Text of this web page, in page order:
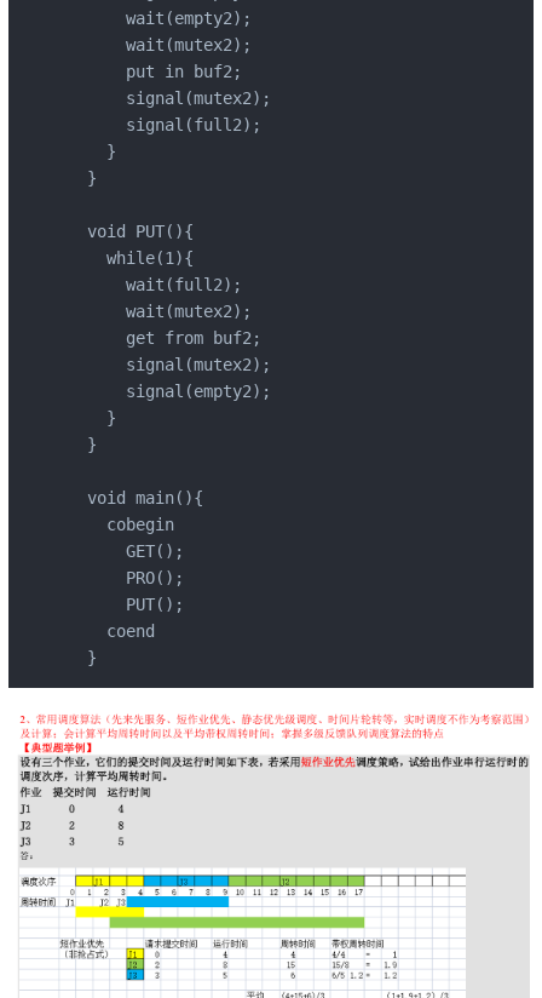
      wait(empty2);
      wait(mutex2);
      put in buf2;
      signal(mutex2);
      signal(full2);
    }
  }
  void PUT(){
    while(1){
      wait(full2);
      wait(mutex2);
      get from buf2;
      signal(mutex2);
      signal(empty2);
    }
  }
  void main(){
    cobegin
      GET();
      PRO();
      PUT();
    coend
  }